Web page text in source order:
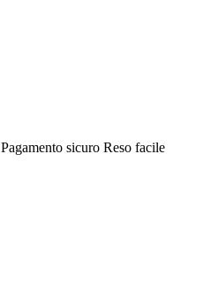
Pagamento sicuro Reso facile